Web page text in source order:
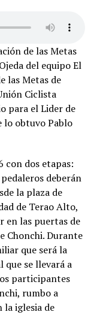
de las Metas
del equipo El
las Metas de
Ciclista
para el Lider de
lo obtuvo Pablo
con dos etapas:
deberán
la plaza de
de Terao Alto,
en las puertas de
Chonchi. Durante
que será la
se llevará a
participantes
rumbo a
iglesia de